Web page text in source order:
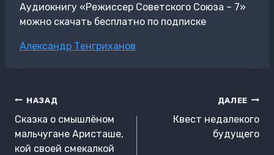
Аудиокнигу «Режиссер Советского Союза – 7»
можно скачать бесплатно по подписке
Метки
Александр Тенгриханов
Навигация
по
записям
НАЗАД
Сказка о смышлёном
мальчугане Аристаше,
кой своей смекалкой
ДАЛЕЕ
Квест недалекого
будущего